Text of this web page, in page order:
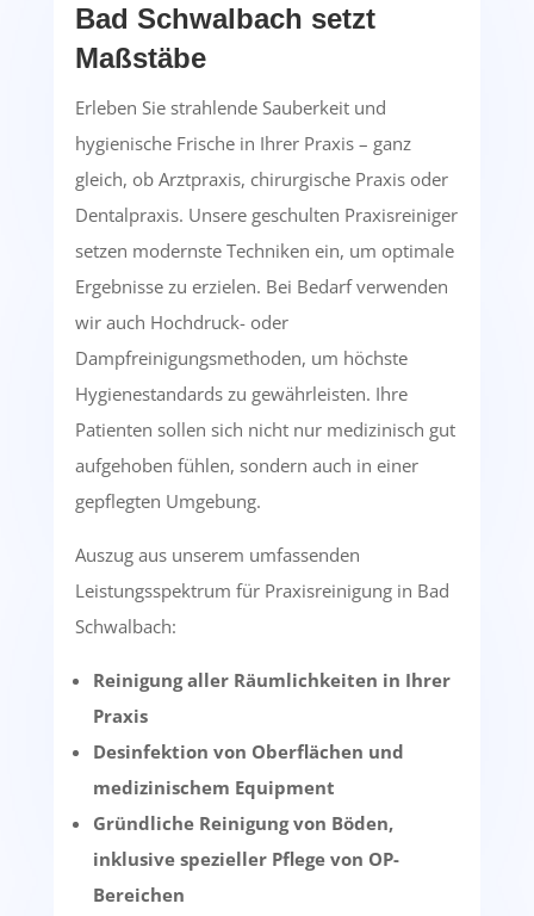
Bad Schwalbach setzt
Maßstäbe
Erleben Sie strahlende Sauberkeit und
hygienische Frische in Ihrer Praxis – ganz
gleich, ob Arztpraxis, chirurgische Praxis oder
Dentalpraxis. Unsere geschulten Praxisreiniger
setzen modernste Techniken ein, um optimale
Ergebnisse zu erzielen. Bei Bedarf verwenden
wir auch Hochdruck- oder
Dampfreinigungsmethoden, um höchste
Hygienestandards zu gewährleisten. Ihre
Patienten sollen sich nicht nur medizinisch gut
aufgehoben fühlen, sondern auch in einer
gepflegten Umgebung.
Auszug aus unserem umfassenden
Leistungsspektrum für Praxisreinigung in Bad
Schwalbach:
Reinigung aller Räumlichkeiten in Ihrer
Praxis
Desinfektion von Oberflächen und
medizinischem Equipment
Gründliche Reinigung von Böden,
inklusive spezieller Pflege von OP-
Bereichen